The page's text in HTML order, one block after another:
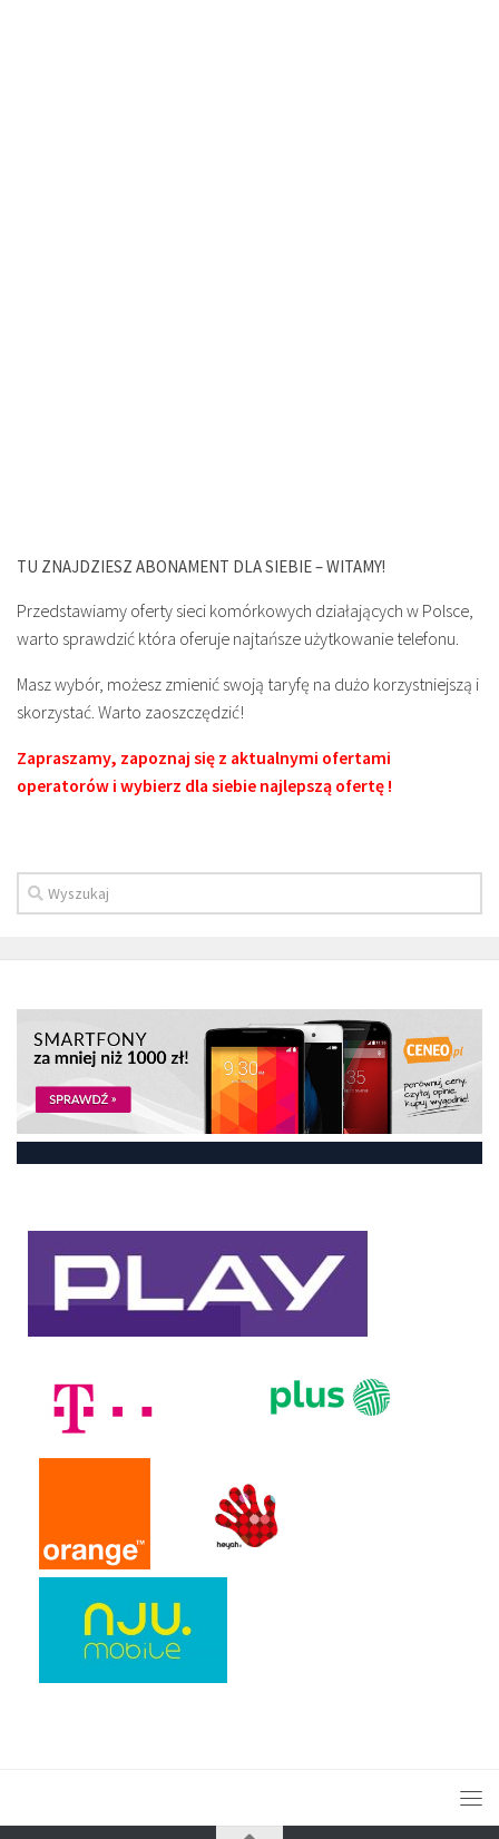
TU ZNAJDZIESZ ABONAMENT DLA SIEBIE – WITAMY!
Przedstawiamy oferty sieci komórkowych działających w Polsce,
warto sprawdzić która oferuje najtańsze użytkowanie telefonu.
Masz wybór, możesz zmienić swoją taryfę na dużo korzystniejszą i
skorzystać. Warto zaoszczędzić!
Zapraszamy, zapoznaj się z aktualnymi ofertami
operatorów i wybierz dla siebie najlepszą ofertę !